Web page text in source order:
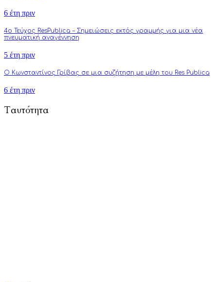
6 έτη πριν
4o Τεύχος ResPublica – Σημειώσεις εκτός γραμμής για μια νέα
πνευματική αναγέννηση
5 έτη πριν
Ο Κωνσταντίνος Γρίβας σε μια συζήτηση με μέλη του Res Publica
6 έτη πριν
Ταυτότητα